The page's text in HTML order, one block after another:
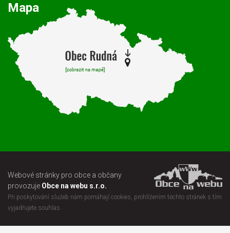
Mapa
Webové stránky pro obce a občany
provozuje Obce na webu s.r.o.
Při poskytování služeb nám pomáhají cookies, prohlížením těchto stránek s tím
vyjadřujete souhlas.